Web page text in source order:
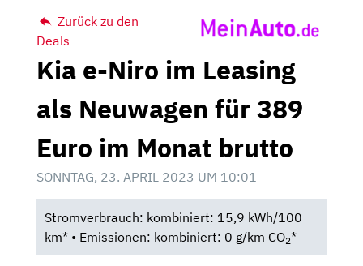
Zurück zu den
Deals
Kia e-Niro im Leasing
als Neuwagen für 389
Euro im Monat brutto
SONNTAG, 23. APRIL 2023 UM 10:01
Stromverbrauch: kombiniert: 15,9 kWh/100
km* • Emissionen: kombiniert: 0 g/km CO2*